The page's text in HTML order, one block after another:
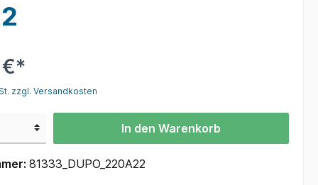
zzgl. Versandkosten
In den Warenkorb
81333_DUPO_220A22